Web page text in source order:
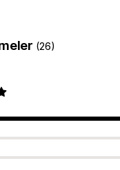
Renk ve yazı tipi
yönetme
(26)